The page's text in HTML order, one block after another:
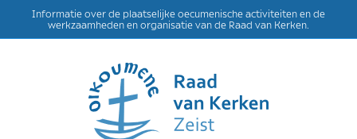
Informatie over de plaatselijke oecumenische activiteiten en de
werkzaamheden en organisatie van de Raad van Kerken.